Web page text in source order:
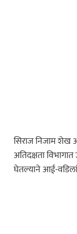
सिराज निजाम शेख
अतिदक्षता
घेतल्याने आई-